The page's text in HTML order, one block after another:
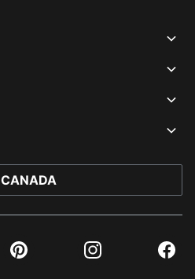
CANADA
Pinterest Instagram